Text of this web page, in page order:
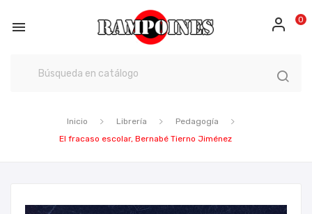
 0
Inicio Librería
Pedagogía
El fracaso escolar, Bernabé Tierno Jiménez